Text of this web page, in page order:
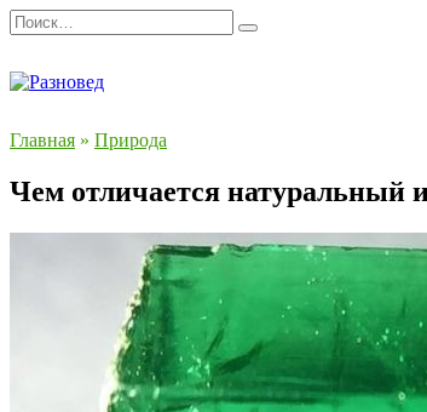
Перейти
к
Search
for:
Главная » Природа
Чем отличается натуральный